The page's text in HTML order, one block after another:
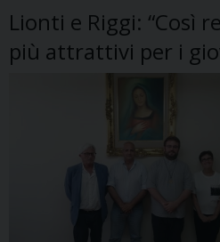
Lionti e Riggi: “Così
più attrattivi per i